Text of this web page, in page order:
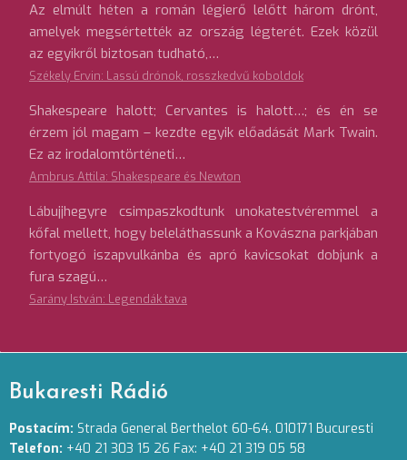
Az elmúlt héten a román légierő lelőtt három drónt,
amelyek megsértették az ország légterét. Ezek közül
az egyikről biztosan tudható,…
Székely Ervin: Lassú drónok, rosszkedvű koboldok
Shakespeare halott; Cervantes is halott…; és én se
érzem jól magam – kezdte egyik előadását Mark Twain.
Ez az irodalomtörténeti…
Ambrus Attila: Shakespeare és Newton
Lábujjhegyre csimpaszkodtunk unokatestvéremmel a
kőfal mellett, hogy beleláthassunk a Kovászna parkjában
fortyogó iszapvulkánba és apró kavicsokat dobjunk a
fura szagú…
Sarány István: Legendák tava
Bukaresti Rádió
Postacím: Strada General Berthelot 60-64. 010171 Bucuresti
Telefon: +40 21 303 15 26 Fax: +40 21 319 05 58